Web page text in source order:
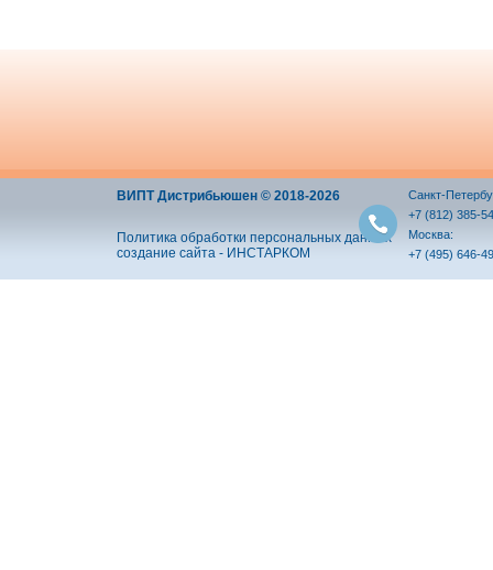
ВИПТ Дистрибьюшен © 2018-2026
Политика обработки персональных данных
создание сайта - ИНСТАРКОМ
Санкт-
+7 (812) 385-
Москва:
+7 (495) 646-